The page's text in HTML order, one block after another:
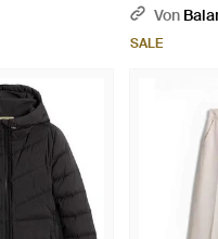
Von
SALE